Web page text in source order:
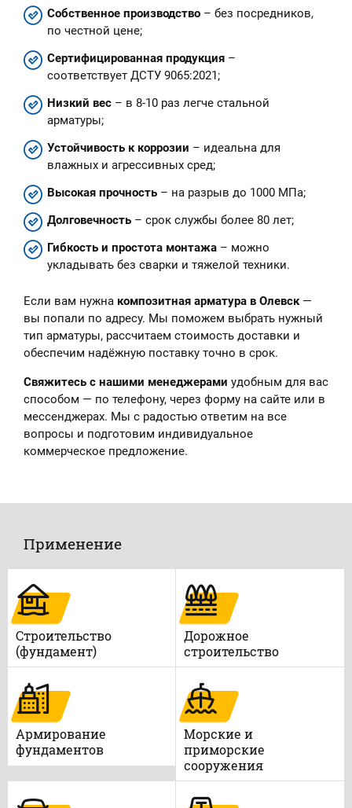
Собственное производство – без посредников,
по честной цене;
Сертифицированная продукция –
соответствует ДСТУ 9065:2021;
Низкий вес – в 8-10 раз легче стальной
арматуры;
Устойчивость к коррозии – идеальна для
влажных и агрессивных сред;
Высокая прочность – на разрыв до 1000 МПа;
Долговечность – срок службы более 80 лет;
Гибкость и простота монтажа – можно
укладывать без сварки и тяжелой техники.
Если вам нужна композитная арматура в Олевск—
вы попали по адресу. Мы поможем выбрать нужный
тип арматуры, рассчитаем стоимость доставки и
обеспечим надёжную поставку точно в срок.
Свяжитесь с нашими менеджерами удобным для вас
способом — по телефону, через форму на сайте или в
мессенджерах. Мы с радостью ответим на все
вопросы и подготовим индивидуальное
коммерческое предложение.
Применение
Строительство
(фундамент)
Дорожное
строительство
Армирование
фундаментов
Морские и
приморские
сооружения